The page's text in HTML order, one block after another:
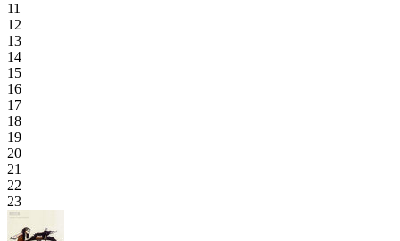
11
12
13
14
15
16
17
18
19
20
21
22
23